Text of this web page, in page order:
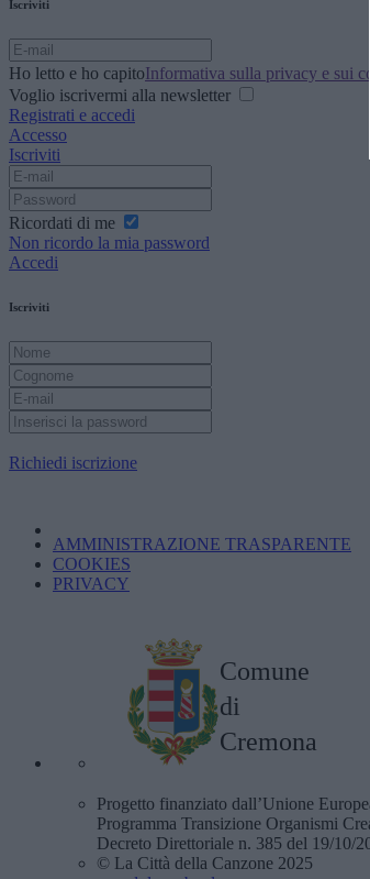
Iscriviti
Ho letto e ho capitoInformativa sulla privacy e sui
Voglio iscrivermi alla newsletter
Registrati e accedi
Accesso
Iscriviti
Ricordati di me
Non ricordo la mia password
Accedi
Iscriviti
Richiedi iscrizione
AMMINISTRAZIONE TRASPARENTE
COOKIES
PRIVACY
Comune
di
Cremona
Progetto finanziato dall’Unione
Programma Transizione Organismi
Decreto Direttoriale n. 385 del 19/10/
© La Città della Canzone 2025